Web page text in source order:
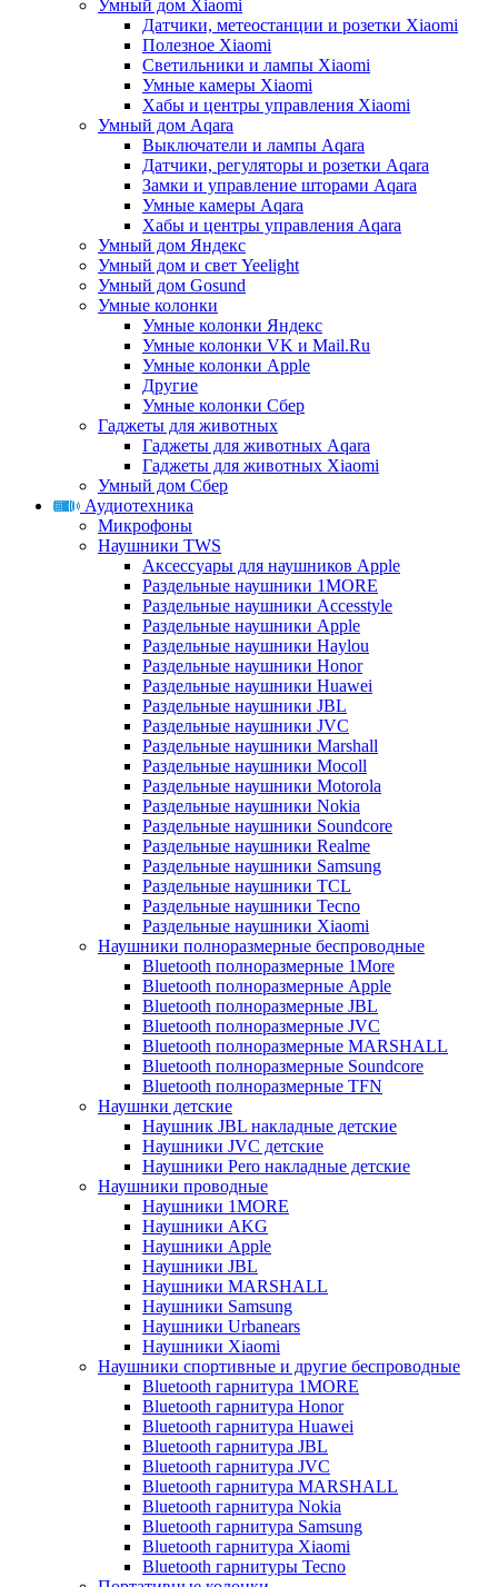
Умный дом Xiaomi
Датчики, метеостанции и розетки Xiaomi
Полезное Xiaomi
Светильники и лампы Xiaomi
Умные камеры Xiaomi
Хабы и центры управления Xiaomi
Умный дом Aqara
Выключатели и лампы Aqara
Датчики, регуляторы и розетки Aqara
Замки и управление шторами Aqara
Умные камеры Aqara
Хабы и центры управления Aqara
Умный дом Яндекс
Умный дом и свет Yeelight
Умный дом Gosund
Умные колонки
Умные колонки Яндекс
Умные колонки VK и Mail.Ru
Умные колонки Apple
Другие
Умные колонки Сбер
Гаджеты для животных
Гаджеты для животных Aqara
Гаджеты для животных Xiaomi
Умный дом Сбер
Аудиотехника
Микрофоны
Наушники TWS
Аксессуары для наушников Apple
Раздельные наушники 1MORE
Раздельные наушники Accesstyle
Раздельные наушники Apple
Раздельные наушники Haylou
Раздельные наушники Honor
Раздельные наушники Huawei
Раздельные наушники JBL
Раздельные наушники JVC
Раздельные наушники Marshall
Раздельные наушники Mocoll
Раздельные наушники Motorola
Раздельные наушники Nokia
Раздельные наушники Soundcore
Раздельные наушники Realme
Раздельные наушники Samsung
Раздельные наушники TCL
Раздельные наушники Tecno
Раздельные наушники Xiaomi
Наушники полноразмерные беспроводные
Bluetooth полноразмерные 1More
Bluetooth полноразмерные Apple
Bluetooth полноразмерные JBL
Bluetooth полноразмерные JVC
Bluetooth полноразмерные MARSHALL
Bluetooth полноразмерные Soundcore
Bluetooth полноразмерные TFN
Наушнки детские
Наушник JBL накладные детские
Наушники JVC детские
Наушники Pero накладные детские
Наушники проводные
Наушники 1MORE
Наушники AKG
Наушники Apple
Наушники JBL
Наушники MARSHALL
Наушники Samsung
Наушники Urbanears
Наушники Xiaomi
Наушники спортивные и другие беспроводные
Bluetooth гарнитура 1MORE
Bluetooth гарнитура Honor
Bluetooth гарнитура Huawei
Bluetooth гарнитура JBL
Bluetooth гарнитура JVC
Bluetooth гарнитура MARSHALL
Bluetooth гарнитура Nokia
Bluetooth гарнитура Samsung
Bluetooth гарнитура Xiaomi
Bluetooth гарнитуры Tecno